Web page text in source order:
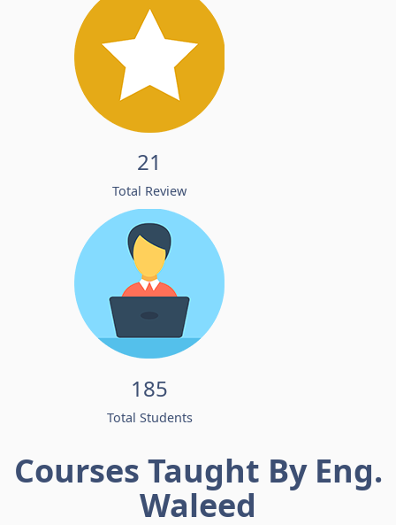
21
Total Review
185
Total Students
Courses Taught By Eng.
Waleed